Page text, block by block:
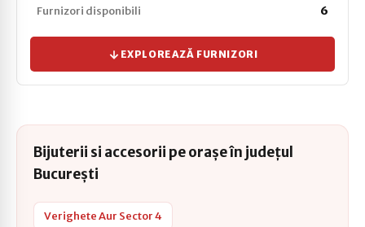
Furnizori disponibili 6
EXPLOREAZĂ FURNIZORI
Bijuterii si accesorii pe orașe în județul
București
Verighete Aur Sector 4